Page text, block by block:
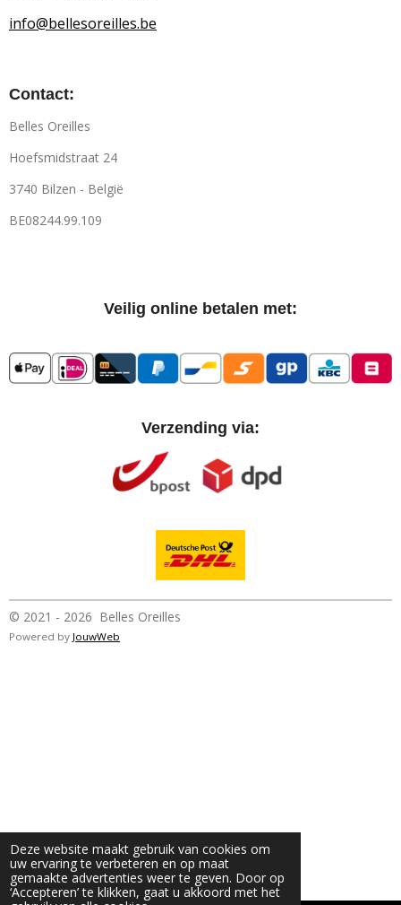
Deze website maakt gebruik van cookies om
uw ervaring te verbeteren en op maat
gemaakte advertenties weer te geven. Door op
‘Accepteren’ te klikken, gaat u akkoord met het
info@bellesoreilles.be
Contact:
Belles Oreilles
Hoefsmidstraat 24
3740 Bilzen - België
BE08244.99.109
Veilig online betalen met:
Verzending via:
© 2021 - 2026 Belles Oreilles
Powered by JouwWeb